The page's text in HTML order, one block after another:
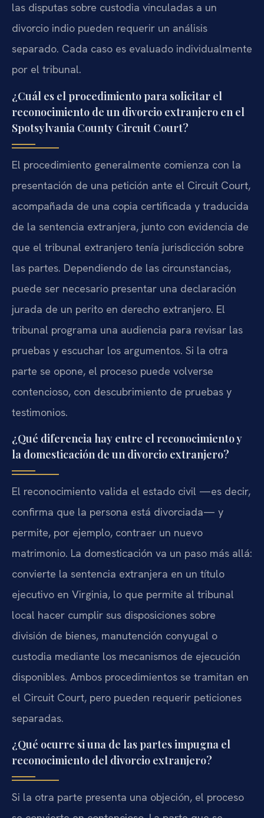
las disputas sobre custodia vinculadas a un
divorcio indio pueden requerir un análisis
separado. Cada caso es evaluado individualmente
por el tribunal.
¿Cuál es el procedimiento para solicitar el
reconocimiento de un divorcio extranjero en el
Spotsylvania County Circuit Court?
El procedimiento generalmente comienza con la
presentación de una petición ante el Circuit Court,
acompañada de una copia certificada y traducida
de la sentencia extranjera, junto con evidencia de
que el tribunal extranjero tenía jurisdicción sobre
las partes. Dependiendo de las circunstancias,
puede ser necesario presentar una declaración
jurada de un perito en derecho extranjero. El
tribunal programa una audiencia para revisar las
pruebas y escuchar los argumentos. Si la otra
parte se opone, el proceso puede volverse
contencioso, con descubrimiento de pruebas y
testimonios.
¿Qué diferencia hay entre el reconocimiento y
la domesticación de un divorcio extranjero?
El reconocimiento valida el estado civil —es decir,
confirma que la persona está divorciada— y
permite, por ejemplo, contraer un nuevo
matrimonio. La domesticación va un paso más allá:
convierte la sentencia extranjera en un título
ejecutivo en Virginia, lo que permite al tribunal
local hacer cumplir sus disposiciones sobre
división de bienes, manutención conyugal o
custodia mediante los mecanismos de ejecución
disponibles. Ambos procedimientos se tramitan en
el Circuit Court, pero pueden requerir peticiones
separadas.
¿Qué ocurre si una de las partes impugna el
reconocimiento del divorcio extranjero?
Si la otra parte presenta una objeción, el proceso